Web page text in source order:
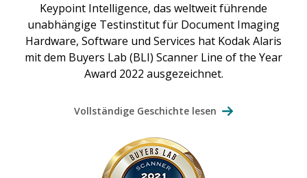
Keypoint Intelligence, das weltweit führende
unabhängige Testinstitut für Document Imaging
Hardware, Software und Services hat Kodak Alaris
mit dem Buyers Lab (BLI) Scanner Line of the Year
Award 2022 ausgezeichnet.
Vollständige Geschichte lesen